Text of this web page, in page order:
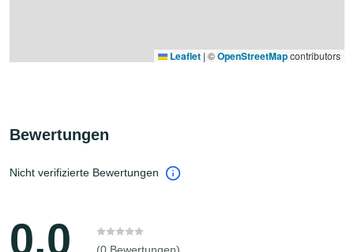
Leaflet | ©OpenStreetMapcontributors
Bewertungen
Nicht verifizierte Bewertungen
0.0 (0 Bewertungen)